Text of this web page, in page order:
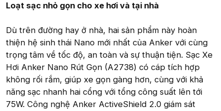
Loạt sạc nhỏ gọn cho xe hơi và tại nhà
Dù trên đường hay ở nhà, hai sản phẩm này hoàn
thiện hệ sinh thái Nano mới nhất của Anker với cùng
trọng tâm về tốc độ, an toàn và sự thuận tiện. Sạc Xe
Hơi Anker Nano Rút Gọn (A2738) có cáp tích hợp
không rối rắm, giúp xe gọn gàng hơn, cùng với khả
năng sạc nhanh hai cổng với tổng công suất lên tới
75W. Công nghệ Anker ActiveShield 2.0 giám sát